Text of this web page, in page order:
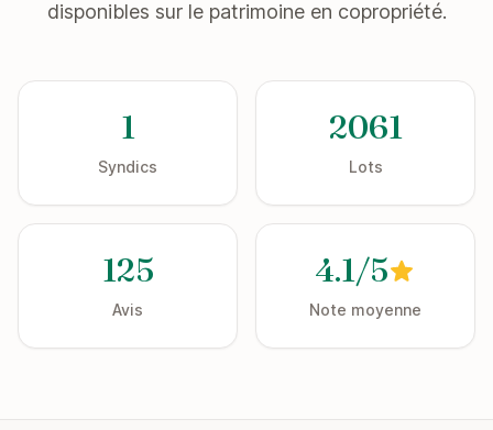
disponibles sur le patrimoine en copropriété.
1
Syndics
2061
Lots
125
Avis
4.1/5
Note moyenne